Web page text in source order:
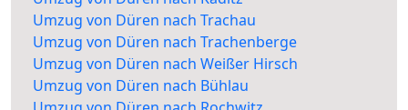
Umzug von Düren nach Trachau
Umzug von Düren nach Trachenberge
Umzug von Düren nach Weißer Hirsch
Umzug von Düren nach Bühlau